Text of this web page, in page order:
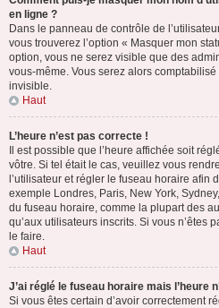
en ligne ?
Dans le panneau de contrôle de
vous trouverez l’option « Masquer mon
option, vous ne serez visible que des
vous-même. Vous serez alors
invisible.
Haut
L’heure n’est pas correcte !
Il est possible que l’heure affichée soit
vôtre. Si tel était le cas, veuillez vous
l’utilisateur et régler le fuseau horaire afin
exemple Londres, Paris, New York,
du fuseau horaire, comme la plupart des
qu’aux utilisateurs inscrits. Si vous n’êtes
le faire.
Haut
J’ai réglé le fuseau horaire mais l’heure
Si vous êtes certain d’avoir correctement